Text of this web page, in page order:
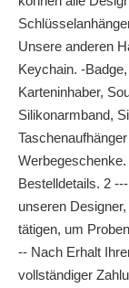
Unsere anderen
Keychain. -
Karteninhaber,
Silikonarmband,
Bestelldetails. 2
unseren
tätigen, um
-- Nach Erhalt
vollständiger